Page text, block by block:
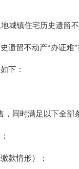
城镇住宅历史遗留
遗留不动产“办证
下：
同时满足以下全
款情形）；